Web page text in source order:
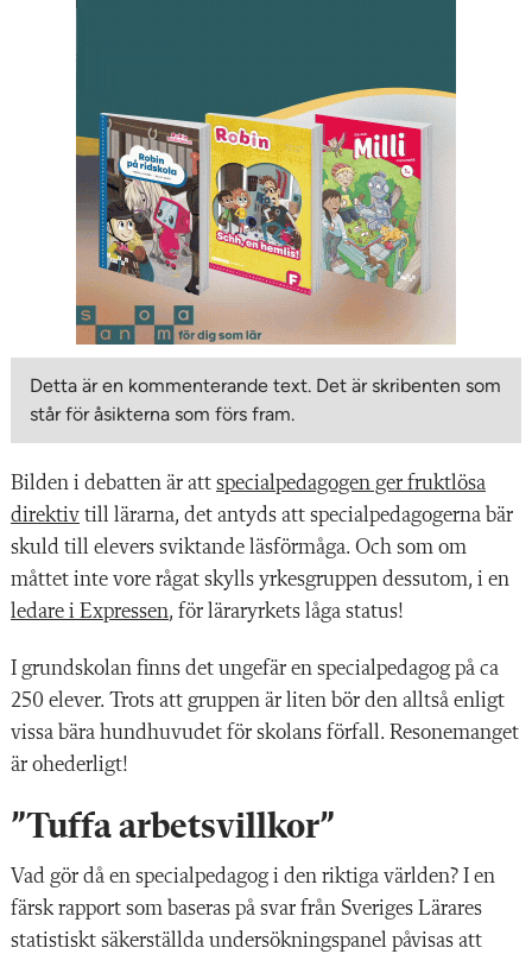
Detta är en kommenterande text. Det är skribenten som
står för åsikterna som förs fram.
Bilden i debatten är att specialpedagogen ger fruktlösa
direktiv till lärarna, det antyds att specialpedagogerna bär
skuld till elevers sviktande läsförmåga. Och som om
måttet inte vore rågat skylls yrkesgruppen dessutom, i en
ledare i Expressen, för läraryrkets låga status!
I grundskolan finns det ungefär en specialpedagog på ca
250 elever. Trots att gruppen är liten bör den alltså enligt
vissa bära hundhuvudet för skolans förfall. Resonemanget
är ohederligt!
”Tuffa arbetsvillkor”
Vad gör då en specialpedagog i den riktiga världen? I en
färsk rapport som baseras på svar från Sveriges Lärares
statistiskt säkerställda undersökningspanel påvisas att